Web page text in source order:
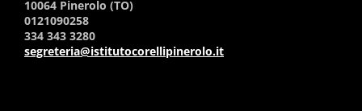
10064 Pinerolo (TO)
0121090258
334 343 3280
segreteria@istitutocorellipinerolo.it